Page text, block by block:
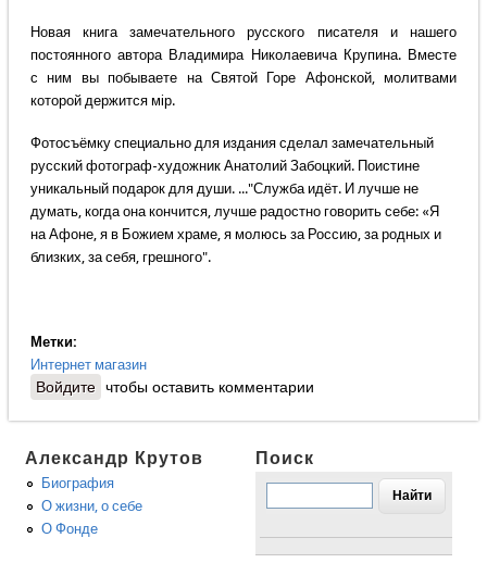
Новая книга замечательного русского писателя и нашего
постоянного автора Владимира Николаевича Крупина. Вместе
с ним вы побываете на Святой Горе Афонской, молитвами
которой держится мiр.
Фотосъёмку специально для издания сделал замечательный
русский фотограф-художник Анатолий Забоцкий. Поистине
уникальный подарок для души. ..."Служба идёт. И лучше не
думать, когда она кончится, лучше радостно говорить себе: «Я
на Афоне, я в Божием храме, я молюсь за Россию, за родных и
близких, за себя, грешного".
Метки:
Интернет магазин
Войдите чтобы оставить комментарии
Александр Крутов
Биография
О жизни, о себе
О Фонде
Поиск